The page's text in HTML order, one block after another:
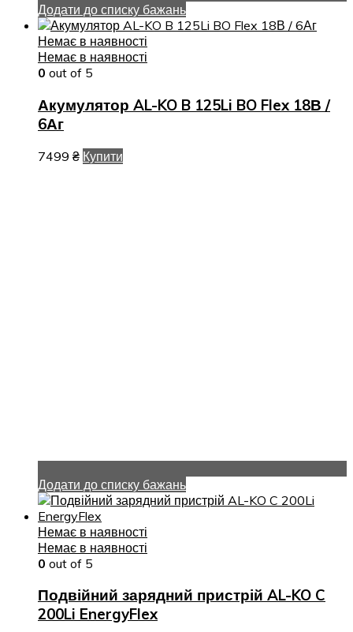
Додати до списку бажань
Немає в наявності
Немає в наявності
0 out of 5
Акумулятор AL-KO B 125Li BO Flex 18В /
6Аг
7499 ₴ Купити
Додати до списку бажань
Немає в наявності
Немає в наявності
0 out of 5
Подвійний зарядний пристрій AL-KO C
200Li EnergyFlex